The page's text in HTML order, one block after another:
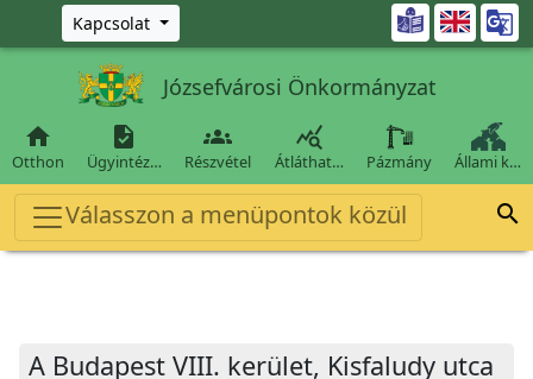
Ugrás a fő tartalomra
Kapcsolat 
Józsefvárosi Önkormányzat

Otthon

Ügyintéz…

Részvétel

Átláthat… Pázmány Állami k…
Válasszon a menüpontok közül 
A Budapest VIII. kerület, Kisfaludy utca